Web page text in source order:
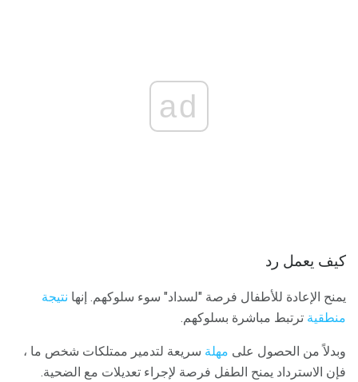
ad
كيف يعمل رد
يمنح الإعادة للأطفال فرصة "لسداد" سوء سلوكهم. إنها نتيجة
منطقية ترتبط مباشرة بسلوكهم.
وبدلاً من الحصول على مهلة سريعة لتدمير ممتلكات شخص ما ،
فإن الاسترداد يمنح الطفل فرصة لإجراء تعديلات مع الضحية.